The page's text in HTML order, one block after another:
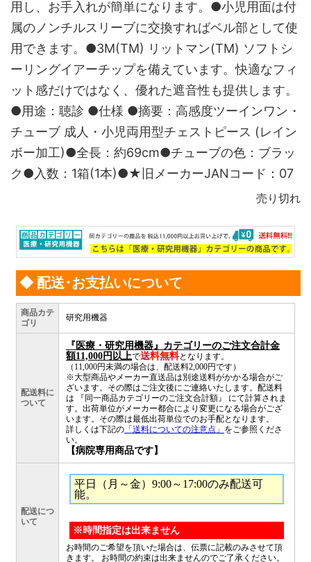
用し、お手入れが簡単になります。●小児用面は付
属のノンチルスリーブに交換すればベル部として使
用できます。●3M(TM) リットマン(TM) ソフトシ
ーリングイアーチップを備えています。快適なフィ
ット感だけではなく、優れた遮音性も提供します。
●用途：聴診 ●仕様 ●摘要：高感度ツーインワン・
チューブ 成人・小児両用型チェストピース (レイン
ボー加工)●全長：約69cm●チューブの色：ブラッ
ク●入数：1箱(1本)●★旧メーカーJANコード：07
売り切れ